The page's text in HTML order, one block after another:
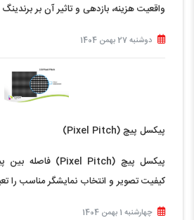
واقعیت هزینه، بازدهی و تاثیر آن بر
دوشنبه 27 بهمن 1404
پیکسل پیچ (Pixel Pitch)
کیفیت تصویر و انتخاب نمایشگر مناسب را
چهارشنبه 1 بهمن 1404